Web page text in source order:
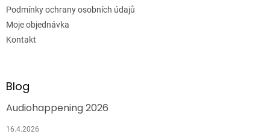
Podmínky ochrany osobních údajů
Moje objednávka
Kontakt
Blog
Audiohappening 2026
16.4.2026